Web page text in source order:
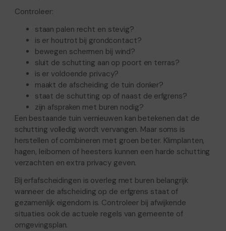
Controleer:
staan palen recht en stevig?
is er houtrot bij grondcontact?
bewegen schermen bij wind?
sluit de schutting aan op poort en terras?
is er voldoende privacy?
maakt de afscheiding de tuin donker?
staat de schutting op of naast de erfgrens?
zijn afspraken met buren nodig?
Een bestaande tuin vernieuwen kan betekenen dat de
schutting volledig wordt vervangen. Maar soms is
herstellen of combineren met groen beter. Klimplanten,
hagen, leibomen of heesters kunnen een harde schutting
verzachten en extra privacy geven.
Bij erfafscheidingen is overleg met buren belangrijk
wanneer de afscheiding op de erfgrens staat of
gezamenlijk eigendom is. Controleer bij afwijkende
situaties ook de actuele regels van gemeente of
omgevingsplan.